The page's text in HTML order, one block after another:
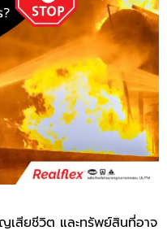
เสียชีวิต และทรัพย์สินที่อาจ